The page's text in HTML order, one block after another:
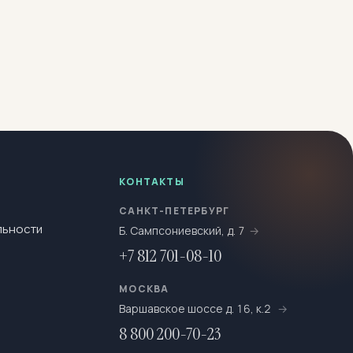
КОНТАКТЫ
САНКТ-ПЕТЕРБУРГ
Б. Сампсониевский, д. 7
+7 812 701-08-10
МОСКВА
Варшавское шоссе д. 16, к.2
8 800 200-70-23